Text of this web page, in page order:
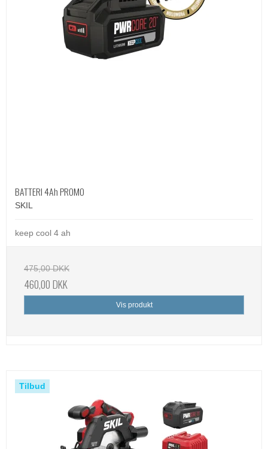
BATTERI 4Ah PROMO
SKIL
keep cool 4 ah
475,00 DKK
460,00 DKK
Vis produkt
Tilbud